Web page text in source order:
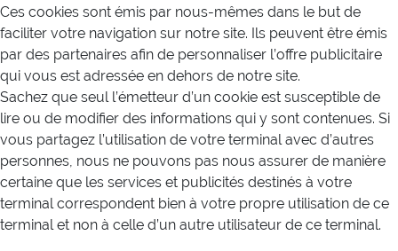
Ces cookies sont émis par nous-mêmes dans le but de
faciliter votre navigation sur notre site. Ils peuvent être émis
par des partenaires afin de personnaliser l’offre publicitaire
qui vous est adressée en dehors de notre site.
Sachez que seul l’émetteur d’un cookie est susceptible de
lire ou de modifier des informations qui y sont contenues. Si
vous partagez l’utilisation de votre terminal avec d’autres
personnes, nous ne pouvons pas nous assurer de manière
certaine que les services et publicités destinés à votre
terminal correspondent bien à votre propre utilisation de ce
terminal et non à celle d’un autre utilisateur de ce terminal.